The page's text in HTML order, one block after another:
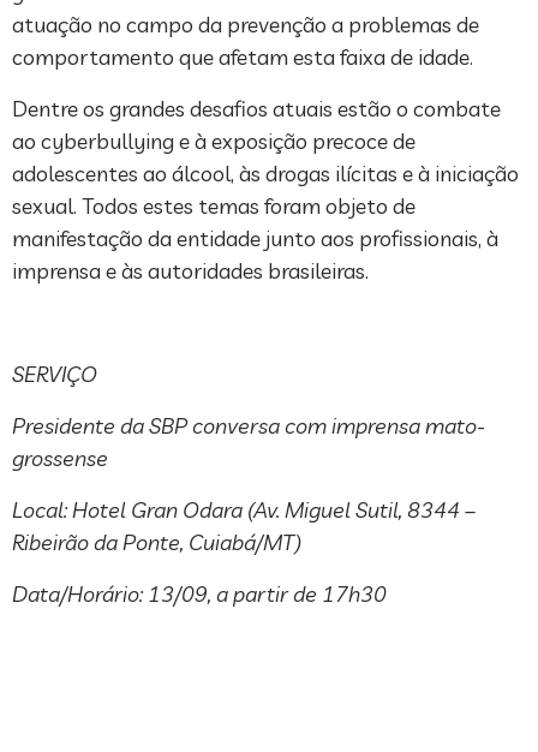
atuação no campo da prevenção a problemas de
comportamento que afetam esta faixa de idade.
Dentre os grandes desafios atuais estão o combate
ao cyberbullying e à exposição precoce de
adolescentes ao álcool, às drogas ilícitas e à iniciação
sexual. Todos estes temas foram objeto de
manifestação da entidade junto aos profissionais, à
imprensa e às autoridades brasileiras.
SERVIÇO
Presidente da SBP conversa com imprensa mato-
grossense
Local: Hotel Gran Odara (Av. Miguel Sutil, 8344 –
Ribeirão da Ponte, Cuiabá/MT)
Data/Horário: 13/09, a partir de 17h30